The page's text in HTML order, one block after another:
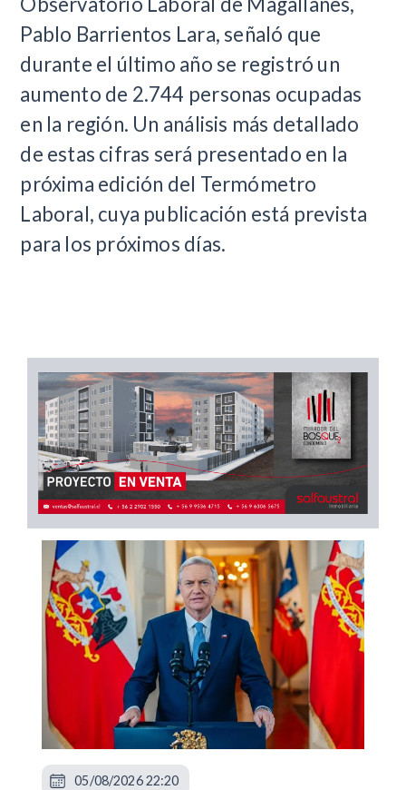
Pablo Barrientos Lara, señaló que
durante el último año se registró un
aumento de 2.744 personas ocupadas
en la región. Un análisis más detallado
de estas cifras será presentado en la
próxima edición del Termómetro
Laboral, cuya publicación está prevista
para los próximos días.
05/08/2026 22:20